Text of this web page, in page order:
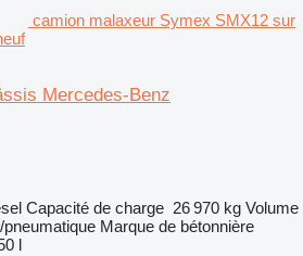
camion malaxeur Symex SMX12 sur
Mercedes-Benz
Capacité de charge 26 970 kg Volume
pneumatique Marque de bétonnière
l